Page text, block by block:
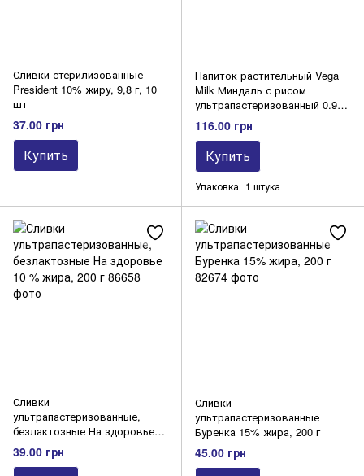
Сливки стерилизованные
President 10% жиру, 9,8 г, 10
шт
37.00 грн
Купить
Напиток растительный Vega
Milk Миндаль с рисом
ультрапастеризованный 0.95
л
116.00 грн
Купить
Упаковка 1 штука
Сливки
ультрапастеризованные,
безлактозные На здоровье
10 % жира, 200 г
39.00 грн
Сливки
ультрапастеризованные
Буренка 15% жира, 200 г
45.00 грн